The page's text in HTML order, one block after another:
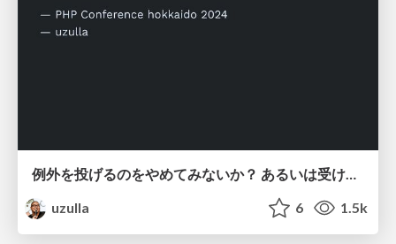
例外を投げるのをやめてみないか？ あるいは受け入れてみないか？ - How to use exceptions other than throwing
uzulla
6 1.5k